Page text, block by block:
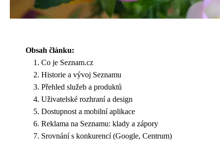
Obsah článku:
Co je Seznam.cz
Historie a vývoj Seznamu
Přehled služeb a produktů
Uživatelské rozhraní a design
Dostupnost a mobilní aplikace
Reklama na Seznamu: klady a zápory
Srovnání s konkurencí (Google, Centrum)